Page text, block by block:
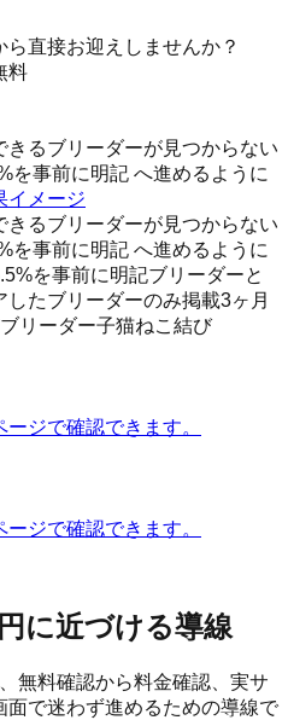
直接お迎えしませんか？
料
るブリーダーが見つからない
を事前に明記 へ進めるように
イメージ
るブリーダーが見つからない
を事前に明記 へ進めるように
を事前に明記ブリーダーと
したブリーダーのみ掲載3ヶ月
ブリーダー子猫ねこ結び
ジで確認できます。
ジで確認できます。
に近づける導線
無料確認から料金確認、実サ
で迷わず進めるための導線で